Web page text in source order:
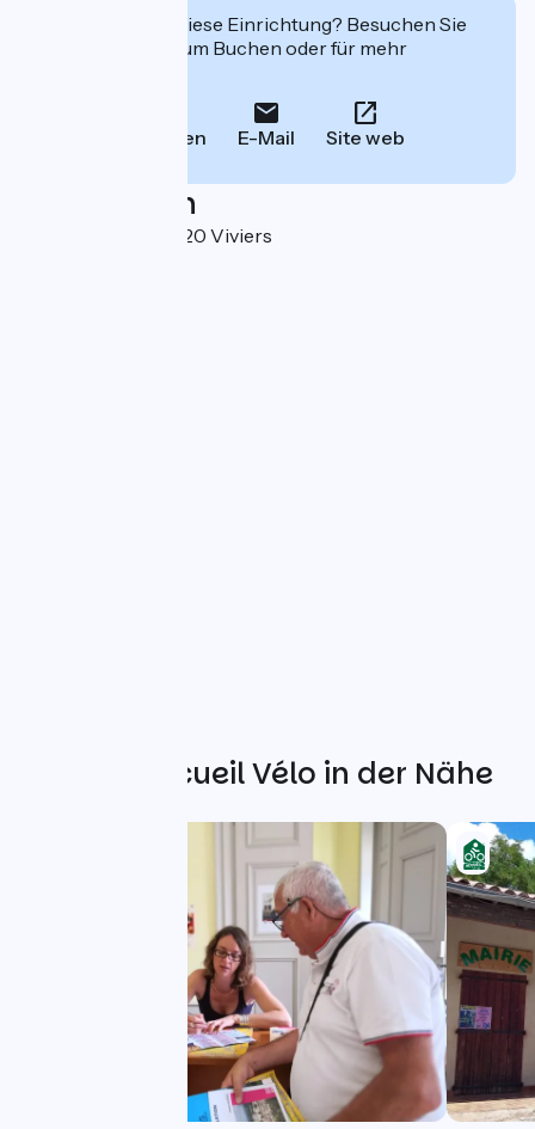
Interessiert Sie diese Einrichtung? Besuchen Sie
deren Website zum Buchen oder für mehr
Anrufen E-Mail Site web
Localisation
5, place Riquet 07220 Viviers
Weitere Accueil Vélo in der Nähe